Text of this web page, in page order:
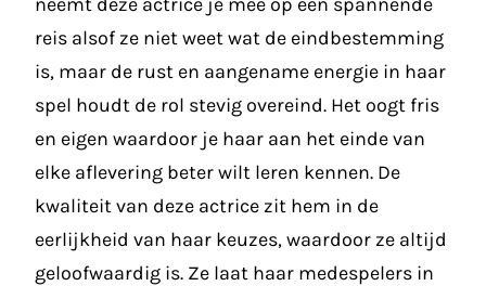
reis alsof ze niet weet wat de eindbestemming
is, maar de rust en aangename energie in haar
spel houdt de rol stevig overeind. Het oogt fris
en eigen waardoor je haar aan het einde van
elke aflevering beter wilt leren kennen. De
kwaliteit van deze actrice zit hem in de
eerlijkheid van haar keuzes, waardoor ze altijd
geloofwaardig is. Ze laat haar medespelers in